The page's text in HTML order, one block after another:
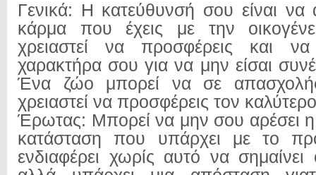
Γενικά: Η κατεύθυνσή σου είναι να
κάρμα που έχεις με την
χρειαστεί να προσφέρεις και να
χαρακτήρα σου για να μην είσαι
Ένα ζώο μπορεί να σε
χρειαστεί να προσφέρεις τον
Έρωτας: Μπορεί να μην σου αρέσει η
κατάσταση που υπάρχει με το
ενδιαφέρει χωρίς αυτό να σημαίνει